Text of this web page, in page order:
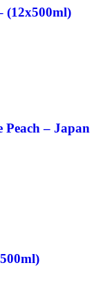
(12x500ml)
– Japan